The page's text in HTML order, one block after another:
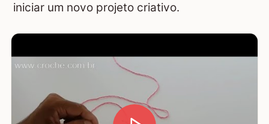
iniciar um novo projeto criativo.